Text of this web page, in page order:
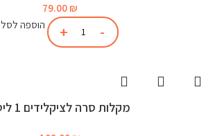
79.00 ₪
הוספה לסל
מקלות סרה לציקלידים 1 ליטר